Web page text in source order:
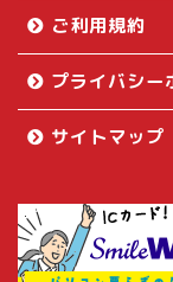
ご利用規約
プライバシー
サイトマップ